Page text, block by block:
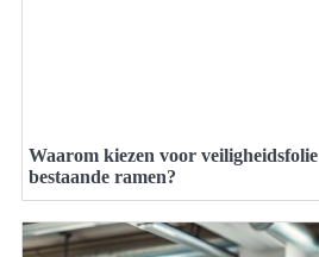
Waarom kiezen voor
bestaande ramen?